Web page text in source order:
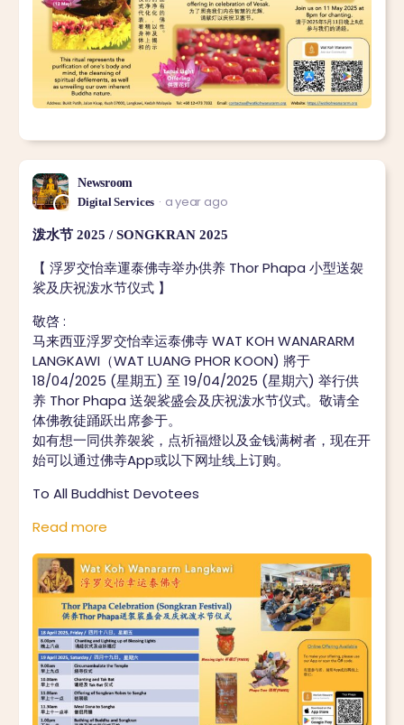
Newsroom
Digital Services
a year ago
泼水节 2025 / SONGKRAN 2025
【 浮罗交怡幸運泰佛寺举办供养 Thor Phapa 小型送袈
裟及庆祝泼水节仪式 】
敬啓 :
马来西亚浮罗交怡幸运泰佛寺 WAT KOH WANARARM
LANGKAWI（WAT LUANG PHOR KOON) 將于
18/04/2025 (星期五) 至 19/04/2025 (星期六) 举行供
养 Thor Phapa 送袈裟盛会及庆祝泼水节仪式。敬请全
体佛教徒踊跃出席参于。
如有想一同供养袈裟，点祈福燈以及金钱满树者，现在开
始可以通过佛寺App或以下网址线上订购。
To All Buddhist Devotees
Read more